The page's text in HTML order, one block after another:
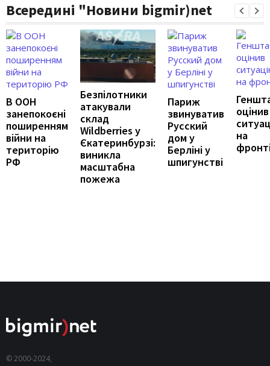
Всередині "Новини bigmir)net
В ООН
занепокоєні
поширенням
війни на
територію
РФ
Безпілотники
атакували
склад
Wildberries у
Єкатеринбурзі:
виникла
масштабна
пожежа
Париж
звинуватив
Русский
дом у
Берліні у
шпигунстві
оцінив
на
© 2000-2024,